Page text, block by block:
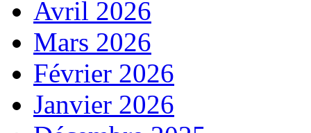
Avril 2026
Mars 2026
Février 2026
Janvier 2026